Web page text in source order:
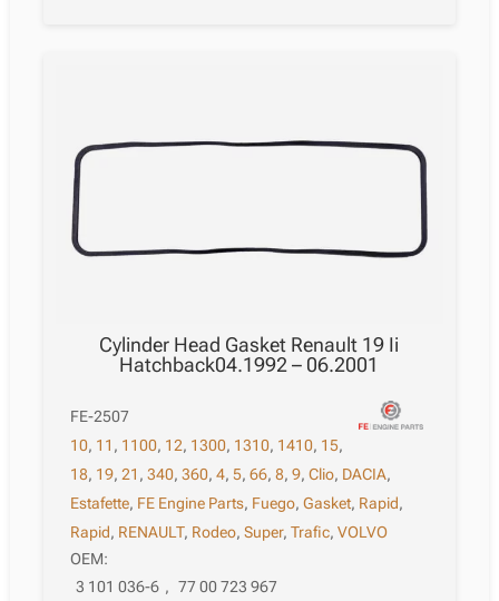
Cylinder Head Gasket Renault 19 Ii
Hatchback04.1992 – 06.2001
FE-2507
10, 11 , 1100, 12, 1300, 1310, 1410, 15,
18, 19,21 ,340,360,4,5,66,8,9,Clio, DACIA,
Estafette, FE Engine Parts, Fuego,Gasket, Rapid,
Rapid, RENAULT, Rodeo,Super,Trafic,VOLVO
OEM:
3 101 036-6 , 77 00 723 967